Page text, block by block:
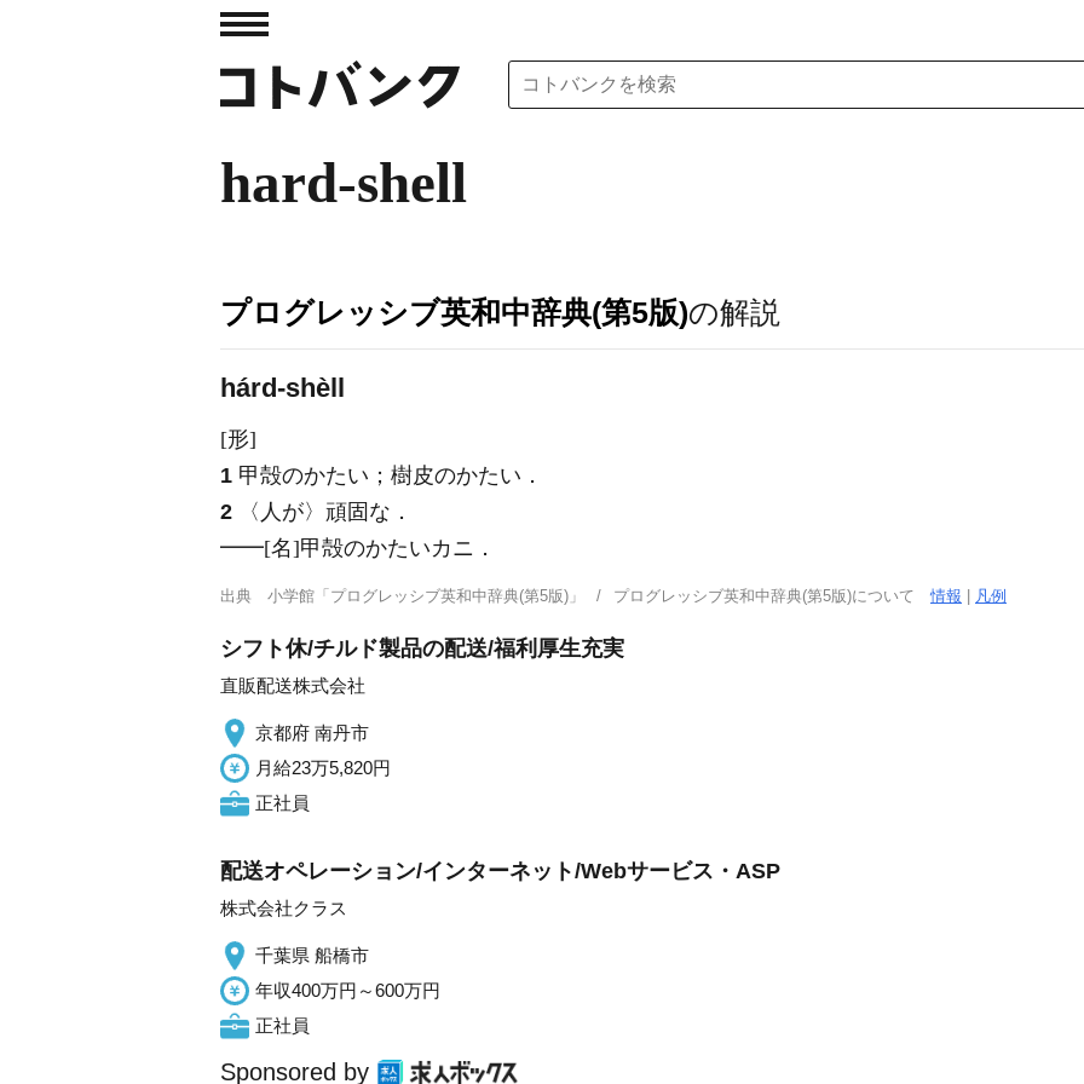
hard-shell
プログレッシブ英和中辞典(第5版)の解説
hárd-shèll
[形]
1 甲殻のかたい；樹皮のかたい ．
2 〈人が〉頑固な ．
━━[名]甲殻のかたいカニ ．
出典 小学館「プログレッシブ英和中辞典(第5版)」 プログレッシブ英和中辞典(第5版)について情報 凡例
シフト休/チルド製品の配送/福利厚生充実
直販配送株式会社
京都府 南丹市
月給23万5,820円
正社員
配送オペレーション/インターネット/Webサービス・ASP
株式会社クラス
千葉県 船橋市
年収400万円～600万円
正社員
Sponsored by